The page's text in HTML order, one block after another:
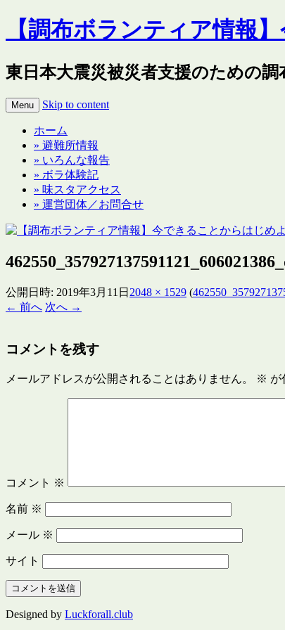
【調布ボランティア情報
東日本大震災被災者支援のための
Menu Skip to content
ホーム
» 避難所情報
» いろんな報告
» ボラ体験記
» 味スタアクセス
» 運営団体／お問合せ
公開日時: 2019年3月11日 2048 × 1529 (
← 前へ 次へ →
コメントを残す
メールアドレスが公開されることはありません。 ※ が
コメント ※
名前 ※
メール ※
サイト
Designed by Luckforall.club